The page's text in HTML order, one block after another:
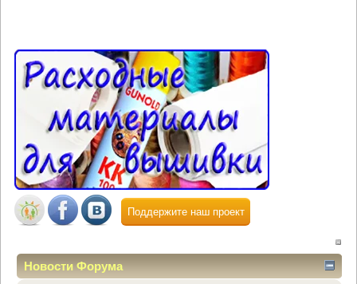
Поддержите наш проект
Новости Форума